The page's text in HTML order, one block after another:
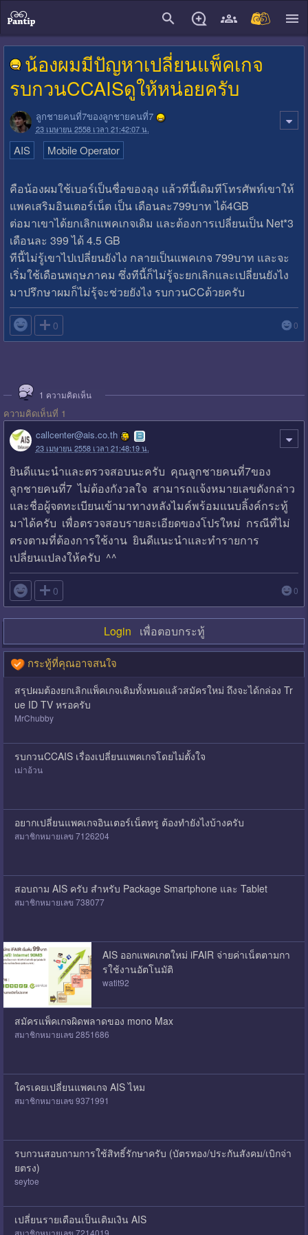
น้องผมมีปัญหาเปลี่ยนแพ็คเกจ
รบกวนCCAISดูให้หน่อยครับ
ลูกชายคนที่7ของลูกชายคนที่7
23 เมษายน 2558 เวลา 21:42:07 น.
AIS Mobile Operator
คือน้องผมใช้เบอร์เป็นชื่อของลุง แล้วทีนี้เดิมทีโทรศัพท์เขาให้
แพคเสริมอินเตอร์เน็ต เป็น เดือนละ799บาท ได้4GB
ต่อมาเขาได้ยกเลิกแพคเกจเดิม และต้องการเปลี่ยนเป็น Net*3
เดือนละ 399 ได้ 4.5 GB
ทีนี้ไม่รู้เขาไปเปลี่ยนยังไง กลายเป็นแพคเกจ 799บาท และจะ
เริ่มใช้เดือนพฤษภาคม ซึ่งทีนี้ก็ไม่รู้จะยกเลิกและเปลี่ยนยังไง
มาปรึกษาผมก็ไม่รุ้จะช่วยยังไง รบกวนCCด้วยครับ
 0 0
1 ความคิดเห็น
ความคิดเห็นที่ 1
callcenter@ais.co.th
23 เมษายน 2558 เวลา 21:48:19 น.
ยินดีแนะนำและตรวจสอบนะครับ คุณลูกชายคนที่7ของ
ลูกชายคนที่7 ไม่ต้องกังวลใจ สามารถแจ้งหมายเลขดังกล่าว
และชื่อผู้จดทะเบียนเข้ามาทางหลังไมค์พร้อมแนบลิ้งค์กระทู้
มาได้ครับ เพื่อตรวจสอบรายละเอียดของโปรใหม่ กรณีที่ไม่
ตรงตามที่ต้องการใช้งาน ยินดีแนะนำและทำรายการ
เปลี่ยนแปลงให้ครับ ^^
 0 0
Login เพื่อตอบกระทู้
กระทู้ที่คุณอาจสนใจ
สรุปผมต้องยกเลิกแพ็คเกจเดิมทั้งหมดแล้วสมัครใหม่ ถึงจะได้กล่อง Tr
ue ID TV หรอครับ
MrChubby
รบกวนCCAIS เรื่องเปลี่ยนแพคเกจโดยไม่ตั้งใจ
เม่าอ้วน
อยากเปลี่ยนแพคเกจอินเตอร์เน็ตทรู ต้องทำยังไงบ้างครับ
สมาชิกหมายเลข 7126204
สอบถาม AIS ครับ สำหรับ Package Smartphone และ Tablet
สมาชิกหมายเลข 738077
AIS ออกแพคเกตใหม่ iFAIR จ่ายค่าเน็ตตามกา
รใช้งานอัตโนมัติ
watit92
สมัครแพ็คเกจผิดพลาดของ ​mono Max​
สมาชิกหมายเลข 2851686
ใครเคยเปลี่ยนแพคเกจ AIS ไหม
สมาชิกหมายเลข 9371991
รบกวนสอบถามการใช้สิทธิ์รักษาครับ (บัตรทอง/ประกันสังคม/เบิกจ่า
ยตรง)
seytoe
เปลี่ยนรายเดือนเป็นเติมเงิน AIS
สมาชิกหมายเลข 7214019
close